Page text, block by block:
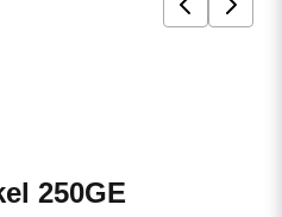
250GE